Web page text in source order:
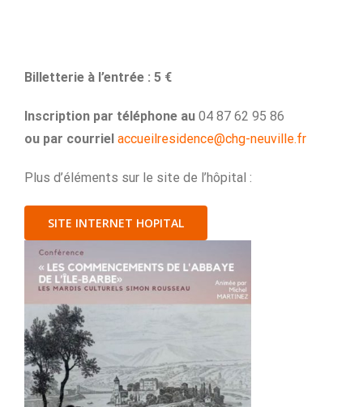
Billetterieà l’entrée : 5 €
Inscription par téléphone au04 87 62 95 86
ou par courriel accueilresidence@chg-neuville.fr
Plus d’éléments sur le site de l’hôpital :
SITE INTERNET HOPITAL